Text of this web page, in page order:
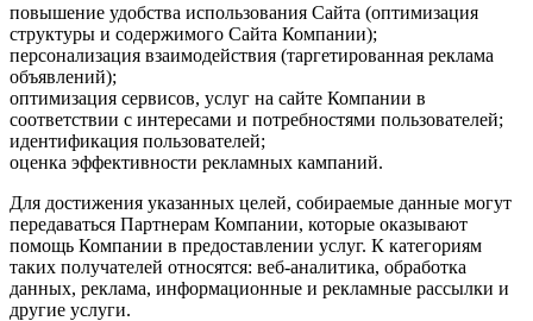
повышение удобства использования Сайта (оптимизация
структуры и содержимого Сайта Компании);
персонализация взаимодействия (таргетированная реклама
объявлений);
оптимизация сервисов, услуг на сайте Компании в
соответствии с интересами и потребностями пользователей;
идентификация пользователей;
оценка эффективности рекламных кампаний.
Для достижения указанных целей, собираемые данные могут
передаваться Партнерам Компании, которые оказывают
помощь Компании в предоставлении услуг. К категориям
таких получателей относятся: веб-аналитика, обработка
данных, реклама, информационные и рекламные рассылки и
другие услуги.